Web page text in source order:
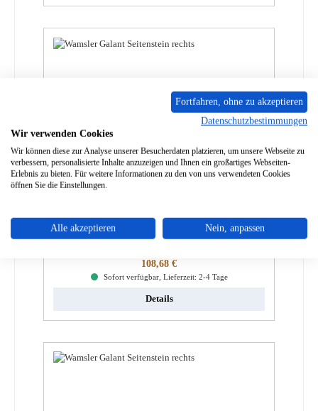
Produktnummer:
Regulärer Preis:
108,68 €
Sofort verfügbar, Lieferzeit: 2-4 Tage
Details
Fortfahren, ohne zu akzeptieren
Datenschutzbestimmungen
Wir verwenden Cookies
Wir können diese zur Analyse unserer Besucherdaten platzieren, um unsere Webseite zu
verbessern, personalisierte Inhalte anzuzeigen und Ihnen ein großartiges Webseiten-
Erlebnis zu bieten. Für weitere Informationen zu den von uns verwendeten Cookies
öffnen Sie die Einstellungen.
Alle akzeptieren Nein, anpassen